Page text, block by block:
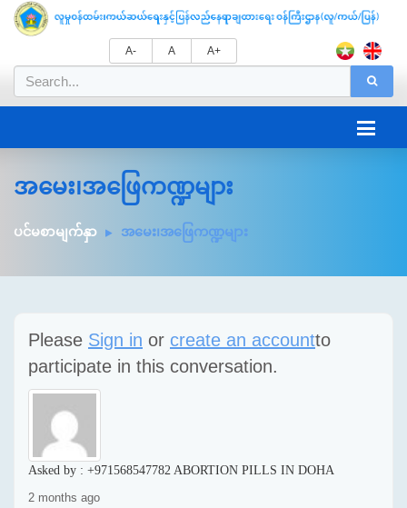
A- A A+
အမေး၊အဖြေကဏ္ဍများ
ပင်မစာမျက်နှာ အမေး၊အဖြေကဏ္ဍများ
Please Sign in or create an accountto
participate in this conversation.
Asked by : +971568547782 ABORTION PILLS IN DOHA
2 months ago